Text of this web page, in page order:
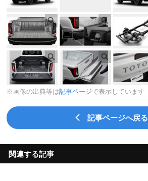
※画像の出典等は記事ページで表示しています
記事ページへ戻る
関連する記事